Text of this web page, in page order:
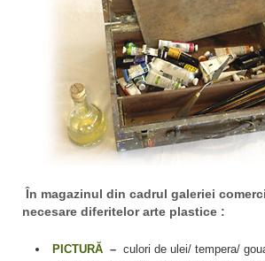
În magazinul din cadrul galeriei
necesare diferitelor arte plastice :
PICTURĂ – culori de ulei/ tempera/